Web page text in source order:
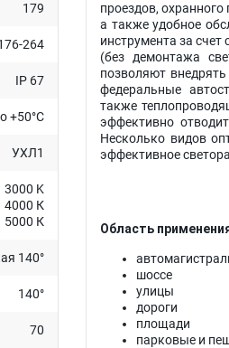
179
264
IP 67
+50°C
УХЛ1
3000 K
4000 К
5000 К
140°
140°
70
проездов,
а также удобное
инструмента за
(без демонтажа
позволяют
федеральные
также
эффективно
Несколько видов
эффективное
Область
шоссе
улицы
дороги
площади
парковые и